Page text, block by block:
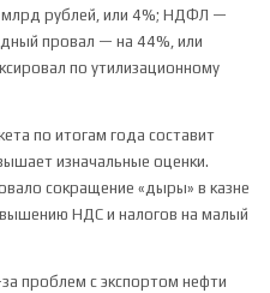
млрд рублей, или 4%; НДФЛ —
провал — на 44%, или
по утилизационному
по итогам года составит
изначальные оценки.
сокращение «дыры» в казне
НДС и налогов на малый
проблем с экспортом нефти